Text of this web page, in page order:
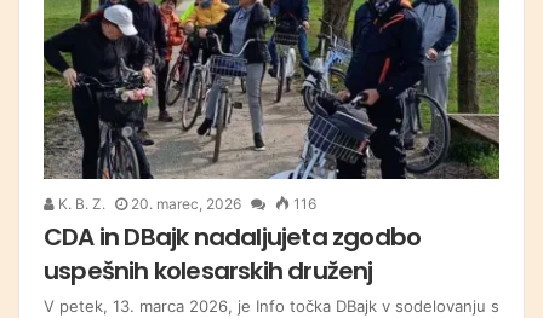
K. B. Z. 20. marec, 2026 116
CDA in DBajk nadaljujeta zgodbo
uspešnih kolesarskih druženj
V petek, 13. marca 2026, je Info točka DBajk v sodelovanju s